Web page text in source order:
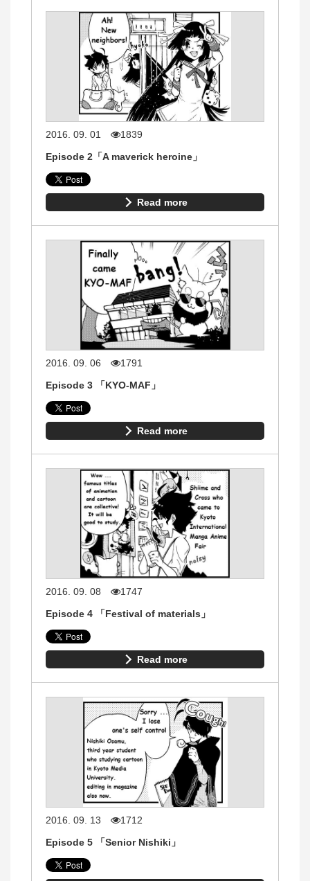
2016. 09. 01
1839
Episode 2「A maverick heroine」
Read more
2016. 09. 06
1791
Episode 3 「KYO-MAF」
Read more
2016. 09. 08
1747
Episode 4 「Festival of materials」
Read more
2016. 09. 13
1712
Episode 5 「Senior Nishiki」